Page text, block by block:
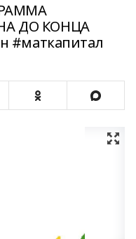
ДО КОНЦА
#маткапитал